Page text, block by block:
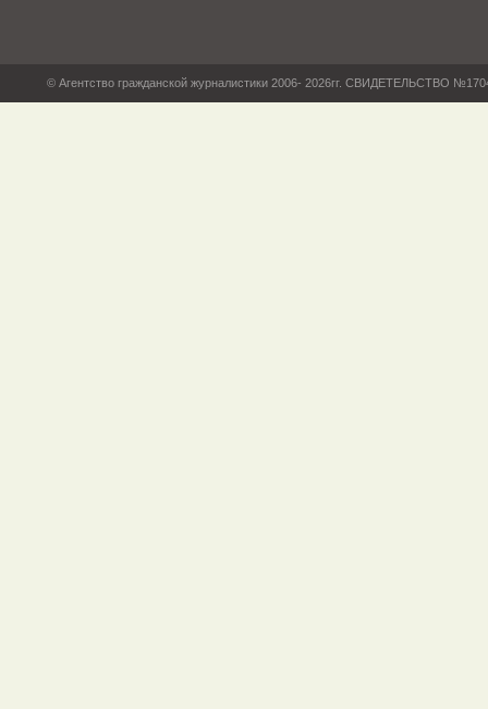
© Агентство гражданской журналистики 2006- 2026гг. СВИДЕТЕЛЬСТВО